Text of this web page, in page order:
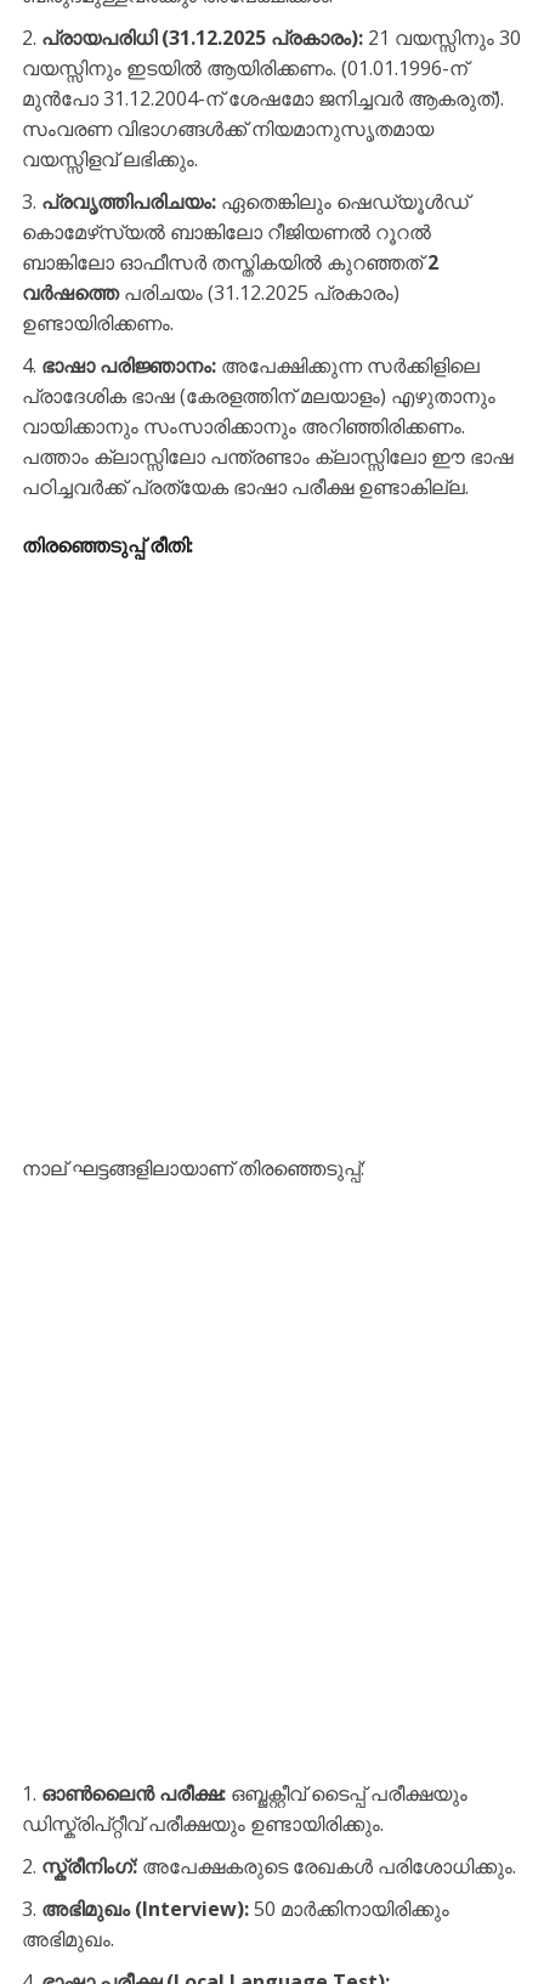
പ്രായപരിധി (31.12.2025 പ്രകാരം):21 വയസ്സിനും 30
വയസ്സിനും ഇടയിൽ ആയിരിക്കണം. (01.01.1996-ന്
മുൻപോ 31.12.2004-ന് ശേഷമോ ജനിച്ചവർ ആകരുത്).
സംവരണ വിഭാഗങ്ങൾക്ക് നിയമാനുസൃതമായ
വയസ്സിളവ് ലഭിക്കും.
പ്രവൃത്തിപരിചയം:ഏതെങ്കിലും ഷെഡ്യൂൾഡ്
കൊമേഴ്‌സ്യൽ ബാങ്കിലോ റീജിയണൽ റൂറൽ
ബാങ്കിലോ ഓഫീസർ തസ്തികയിൽ കുറഞ്ഞത്2
വർഷത്തെപരിചയം (31.12.2025 പ്രകാരം)
ഉണ്ടായിരിക്കണം.
ഭാഷാ പരിജ്ഞാനം:അപേക്ഷിക്കുന്ന സർക്കിളിലെ
പ്രാദേശിക ഭാഷ (കേരളത്തിന് മലയാളം) എഴുതാനും
വായിക്കാനും സംസാരിക്കാനും അറിഞ്ഞിരിക്കണം.
പത്താം ക്ലാസ്സിലോ പന്ത്രണ്ടാം ക്ലാസ്സിലോ ഈ ഭാഷ
പഠിച്ചവർക്ക് പ്രത്യേക ഭാഷാ പരീക്ഷ ഉണ്ടാകില്ല.
​തിരഞ്ഞെടുപ്പ് രീതി:
​നാല് ഘട്ടങ്ങളിലായാണ് തിരഞ്ഞെടുപ്പ്:
ഓൺലൈൻ പരീക്ഷ:ഒബ്ജക്റ്റീവ് ടൈപ്പ് പരീക്ഷയും
ഡിസ്ക്രിപ്റ്റീവ് പരീക്ഷയും ഉണ്ടായിരിക്കും.
സ്ക്രീനിംഗ്:അപേക്ഷകരുടെ രേഖകൾ പരിശോധിക്കും.
അഭിമുഖം (Interview):50 മാർക്കിനായിരിക്കും
അഭിമുഖം.